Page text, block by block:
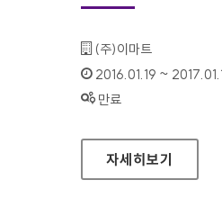
기관명 :
(주)이마트
인증기간 :
2016.01.19 ~
상태 :
만료
더라이프(모바일웹
자세히보기